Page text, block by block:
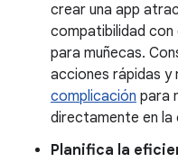
crear una app
compatibilidad
para muñecas.
acciones rápidas y
complicación para
directamente en la
Planifica la